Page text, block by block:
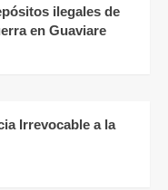
ilegales de
en Guaviare
Irrevocable a la